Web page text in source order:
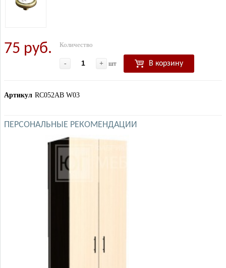
75 руб. Количество
- + шт В корзину
Артикул RC052AB W03
ПЕРСОНАЛЬНЫЕ РЕКОМЕНДАЦИИ